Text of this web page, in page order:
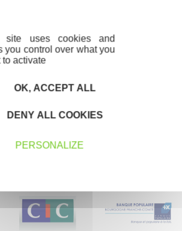
vous engager au service des
?
site uses cookies and
you control over what you
to activate
OK, ACCEPT ALL
DENY ALL COOKIES
PERSONALIZE